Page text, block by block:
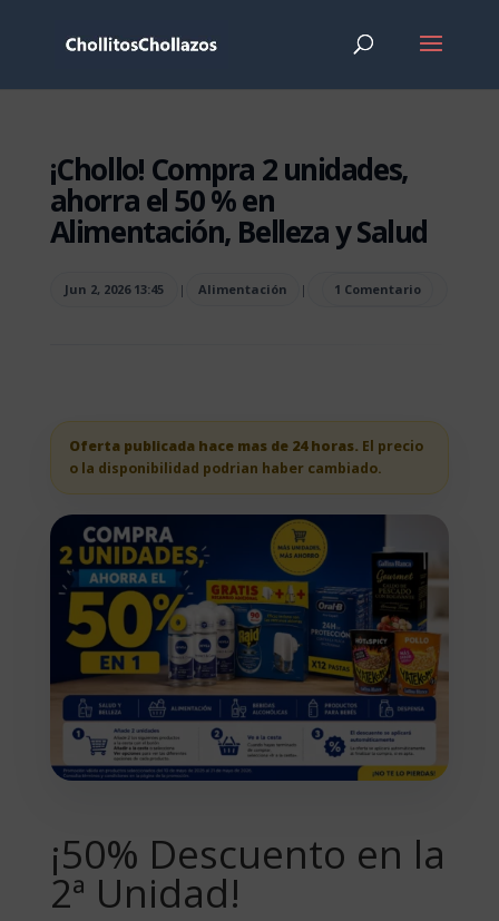
¡Chollo! Compra 2 unidades,
ahorra el 50 % en
Alimentación, Belleza y Salud
Jun 2, 2026 13:45 | Alimentación | 1 Comentario
Oferta publicada hace mas de 24 horas. El precio
o la disponibilidad podrian haber cambiado.
¡50% Descuento en la
2ª Unidad!